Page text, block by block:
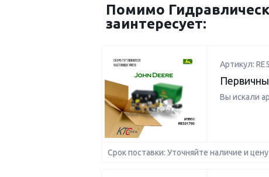
Помимо
заинтересует:
Артикул:
Вы искали
Срок поставки: Уточняйте наличие и цену